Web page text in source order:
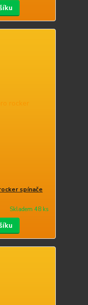
spínače
Skladem 48 ks